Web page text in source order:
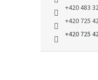
+420 483
+420 725
+420 725